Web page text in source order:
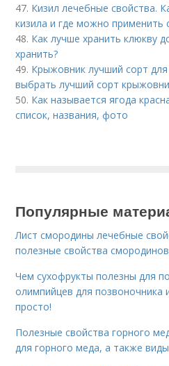
47. Кизил лечебные свойства.
кизила и где можно применить
48. Как лучше хранить клюкву
хранить?
49. Крыжовник лучший сорт
выбрать лучший сорт
50. Как называется ягода
список, названия, фото
Популярные
Лист смородины лечебные
полезные свойства
Чем сухофрукты полезны для
олимпийцев для позвоночника
просто!
Полезные свойства горного
для горного меда, а также